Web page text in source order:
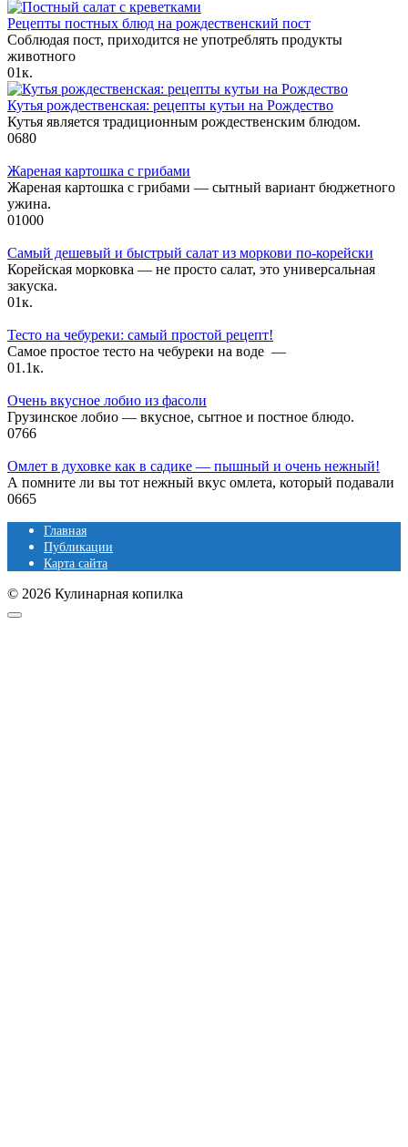
Рецепты постных блюд на рождественский пост
Соблюдая пост, приходится не употреблять продукты
животного
01к.
Кутья рождественская: рецепты кутьи на Рождество
Кутья является традиционным рождественским блюдом.
0680
Жареная картошка с грибами
Жареная картошка с грибами — сытный вариант бюджетного
ужина.
01000
Самый дешевый и быстрый салат из моркови по-корейски
Корейская морковка — не просто салат, это универсальная
закуска.
01к.
Тесто на чебуреки: самый простой рецепт!
Самое простое тесто на чебуреки на воде —
01.1к.
Очень вкусное лобио из фасоли
Грузинское лобио — вкусное, сытное и постное блюдо.
0766
Омлет в духовке как в садике — пышный и очень нежный!
А помните ли вы тот нежный вкус омлета, который подавали
0665
Главная
Публикации
Карта сайта
© 2026 Кулинарная копилка